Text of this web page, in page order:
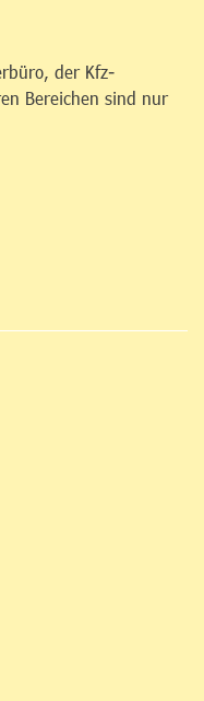
der Kfz-
Bereichen sind nur